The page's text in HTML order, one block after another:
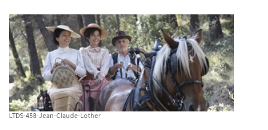
LTDS-458-Jean-Claude-Lother